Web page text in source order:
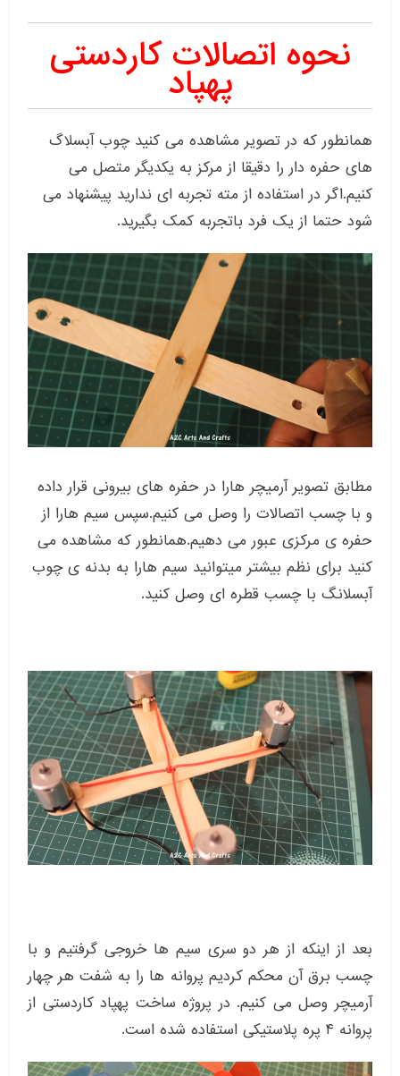
نحوه اتصالات کاردستی
پهپاد
همانطور که در تصویر مشاهده می کنید چوب آبسلاگ
های حفره دار را دقیقا از مرکز به یکدیگر متصل می
کنیم.اگر در استفاده از مته تجربه ای ندارید پیشنهاد می
شود حتما از یک فرد باتجربه کمک بگیرید.
مطابق تصویر آرمیچر هارا در حفره های بیرونی قرار داده
و با چسب اتصالات را وصل می کنیم.سپس سیم هارا از
حفره ی مرکزی عبور می دهیم.همانطور که مشاهده می
کنید برای نظم بیشتر میتوانید سیم هارا به بدنه ی چوب
آبسلانگ با چسب قطره ای وصل کنید.
بعد از اینکه از هر دو سری سیم ها خروجی گرفتیم و با
چسب برق آن محکم کردیم پروانه ها را به شفت هر چهار
آرمیچر وصل می کنیم. در پروژه ساخت پهپاد کاردستی از
پروانه ۴ پره پلاستیکی استفاده شده است.